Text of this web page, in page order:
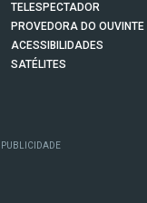
TELESPECTADOR
PROVEDORA DO OUVINTE
ACESSIBILIDADES
SATÉLITES
PUBLICIDADE